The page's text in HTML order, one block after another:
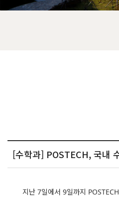
[수학과] POSTECH, 국내
지난 7일에서 9일까지